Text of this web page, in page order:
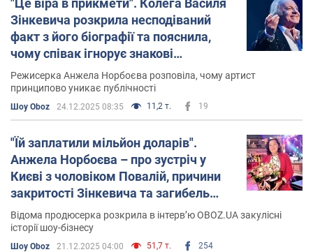
"Це віра в прикмети". Колега Василя
Зінкевича розкрила несподіваний
факт з його біографії та пояснила,
чому співак ігнорує знакові
пропозиції
Режисерка Анжела Норбоєва розповіла, чому артист
принципово уникає публічності
Шоу Oboz 24.12.2025 08:35 11,2 т. 19
"Їй заплатили мільйон доларів".
Анжела Норбоєва – про зустріч у
Києві з чоловіком Повалій, причини
закритості Зінкевича та загибель
родича із РФ на фронті
Відома продюсерка розкрила в інтерв’ю OBOZ.UA закулісні
історії шоу-бізнесу
Шоу Oboz 21.12.2025 04:00 51,7 т. 254